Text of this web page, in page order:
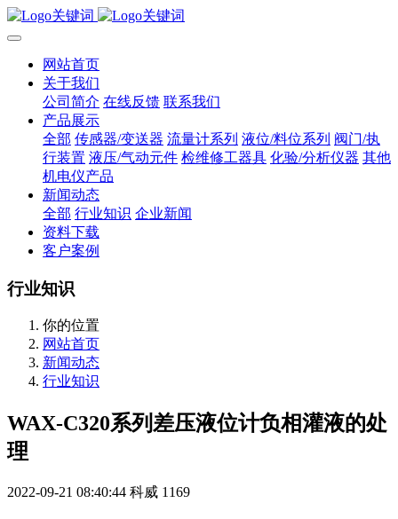
网站首页
关于我们
公司简介 在线反馈 联系我们
产品展示
全部 传感器/变送器 流量计系列 液位/料位系列 阀门/执
行装置 液压/气动元件 检维修工器具 化验/分析仪器 其他
机电仪产品
新闻动态
全部 行业知识 企业新闻
资料下载
客户案例
行业知识
你的位置
网站首页
新闻动态
行业知识
WAX-C320系列差压液位计负相灌液的处
理
2022-09-21 08:40:44 科威 1169